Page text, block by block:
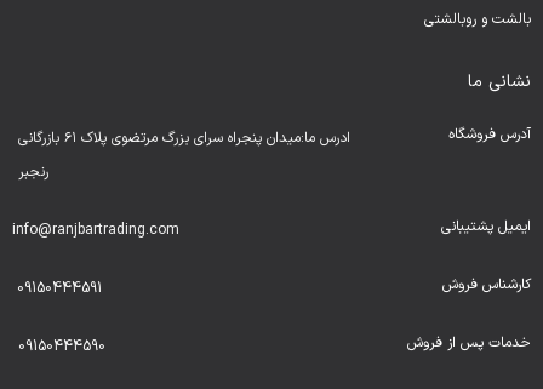
بالشت و روبالشتی
نشانی ما
آدرس فروشگاه
ادرس ما:میدان پنجراه سرای بزرگ مرتضوی پلاک ۶۱ بازرگانی
رنجبر
ایمیل پشتیبانی info@ranjbartrading.com
کارشناس فروش 09150444591
خدمات پس از فروش 09150444590